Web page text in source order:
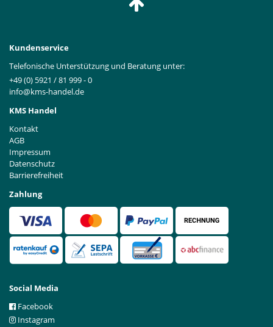
Kundenservice
Telefonische Unterstützung und Beratung unter:
+49 (0) 5921 / 81 999 - 0
info@kms-handel.de
KMS Handel
Kontakt
AGB
Impressum
Datenschutz
Barrierefreiheit
Zahlung
Social Media
Facebook
Instagram